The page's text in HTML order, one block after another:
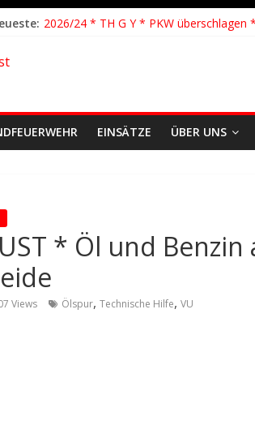
2026/21 Löschhilfe * FEU WALD *
2026/24 * TH G Y * PKW überschlagen *
EINSÄTZE ÜBER UNS
* Öl und
Views Ölspur, Technische Hilfe, VU